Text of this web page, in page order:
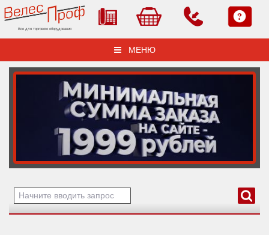
Все для торгового оборудования
МЕНЮ